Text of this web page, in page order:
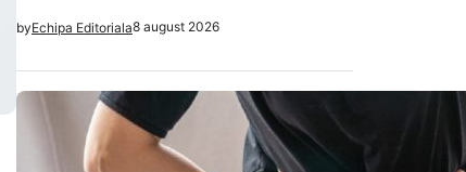
byEchipa Editoriala8 august 2026